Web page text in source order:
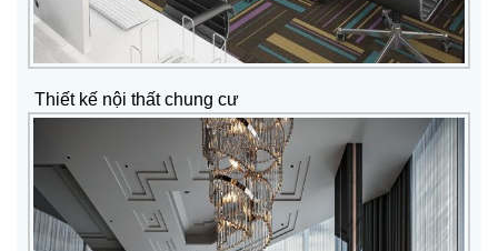
Thiết kế nội thất chung cư